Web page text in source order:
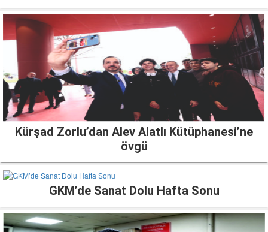
Kürşad Zorlu’dan Alev Alatlı Kütüphanesi’ne
övgü
GKM’de Sanat Dolu Hafta Sonu